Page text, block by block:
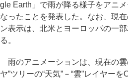
gle Earth」で雨が降る様子をアニ
なったことを発表した。なお、現
ン表示は、北米とヨーロッパの一
る。
雨のアニメーションは、現在の雲
ヤ”ツリーの“天気”－“雲”レイヤー